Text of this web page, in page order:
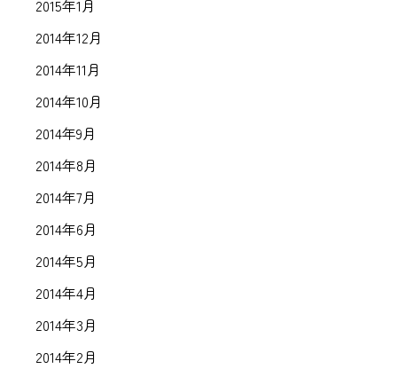
2015年1月
2014年12月
2014年11月
2014年10月
2014年9月
2014年8月
2014年7月
2014年6月
2014年5月
2014年4月
2014年3月
2014年2月